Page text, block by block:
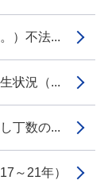
）不法...
状況（...
丁数の...
～21年）